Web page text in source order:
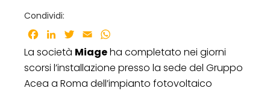
Condividi:
Facebook
LinkedInTwitter
Email
La società Miageha completato nei giorni
scorsi l’installazione presso la sede del Gruppo
Acea a Roma dell’impianto fotovoltaico